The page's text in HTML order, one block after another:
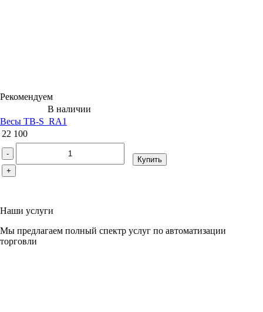
Рекомендуем
В наличии
Весы ТВ-S_RA1
22 100
-
+
Купить
Наши услуги
Мы предлагаем полный спектр услуг по автоматизации
торговли